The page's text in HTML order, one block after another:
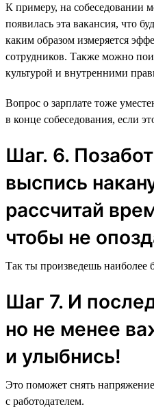
К примеру, на собеседовании
появилась эта вакансия, что
каким образом измеряется
сотрудников. Также можно
культурой и внутренними
Вопрос о зарплате тоже
в конце собеседования, если
Шаг. 6.
выспись
рассчитай
чтобы не
Так ты произведешь наиболее
Шаг 7. И
но не менее
и улыбнись!
Это поможет снять
с работодателем.